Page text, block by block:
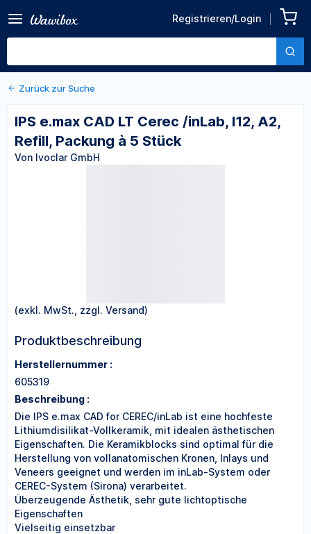
Registrieren/Login
/inLab, I12, A2, Refill,
Packung à 5 Stück
Von Ivoclar GmbH
Zurück zu den Produktdetails
Zurück zur Suche
IPS e.max CAD LT Cerec /inLab, I12, A2,
Refill, Packung à 5 Stück
Von Ivoclar GmbH
(exkl. MwSt., zzgl. Versand)
Produktbeschreibung
Herstellernummer :
605319
Beschreibung :
Die IPS e.max CAD for CEREC/inLab ist eine hochfeste
Lithiumdisilikat-Vollkeramik, mit idealen ästhetischen
Eigenschaften. Die Keramikblocks sind optimal für die
Herstellung von vollanatomischen Kronen, Inlays und
Veneers geeignet und werden im inLab-System oder
CEREC-System (Sirona) verarbeitet.
Überzeugende Ästhetik, sehr gute lichtoptische
Eigenschaften
Vielseitig einsetzbar